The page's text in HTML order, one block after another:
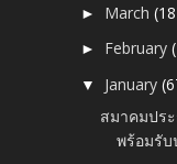
► March
► February
▼ January
สมาคมปร
พร้อมรับ